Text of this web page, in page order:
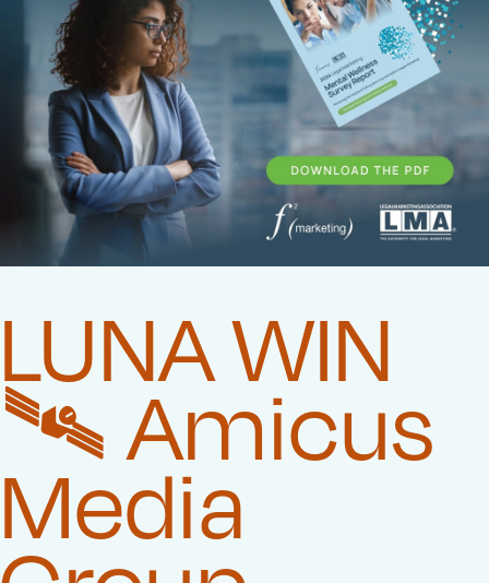
LUNA WIN
🛰️‍ Amicus
Media